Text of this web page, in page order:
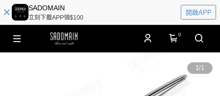
SADOMAIN
立刻下載APP領$100
開啟APP
0
1/1